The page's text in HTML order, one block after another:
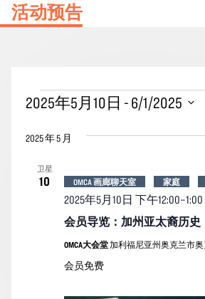
活动预告
活
2025年5月10日 - 6/1/2025
择
期。
2025 年 5 月
卫星
10
会员导览：加州亚太裔历史
2025年5月10日 下午12:00–1:00
OMCA 画廊聊天室 家庭
OMCA大会堂加利福尼亚州奥克兰市奥
会员免费